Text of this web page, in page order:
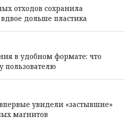
отходов сохранила
дольше пластика
в удобном формате: что
пользователю
увидели «застывшие»
магнитов